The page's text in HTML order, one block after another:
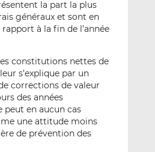
la part la plus
généraux et sont en
rapport à la fin de l’année
constitutions nettes de
s’explique par un
corrections de valeur
des années
peut en aucun cas
une attitude moins
de prévention des